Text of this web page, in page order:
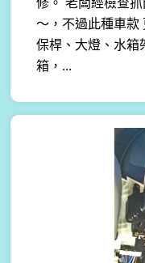
～，不過此種車款
保桿、大燈、水箱
箱，...